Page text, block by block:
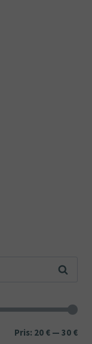
Sök
Min
Pris: 20 € — 30 €